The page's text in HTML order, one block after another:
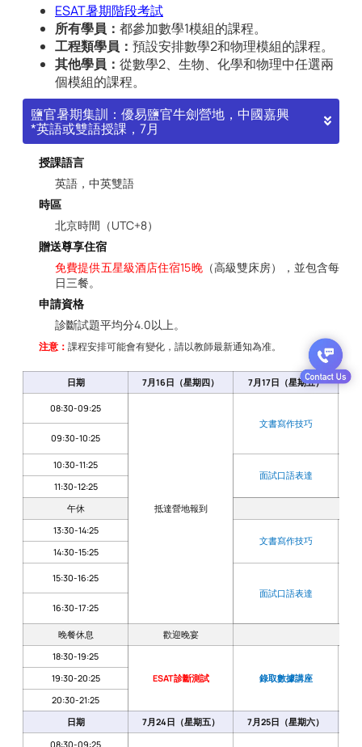
ESAT暑期階段考試
所有學員： 都參加數學1模組的課程。
工程類學員： 預設安排數學2和物理模組的課程。
其他學員： 從數學2、生物、化學和物理中任選兩
個模組的課程。
鹽官暑期集訓：優易鹽官牛劍營地，中國嘉興
*英語或雙語授課，7月
授課語言
英語，中英雙語
時區
北京時間（UTC+8）
贈送尊享住宿
免費提供五星級酒店住宿15晚（高級雙床房），並包含每
日三餐。
申請資格
診斷試題平均分4.0以上。
注意： 課程安排可能會有變化，請以教師最新通知為准。
日期 7月16日（星期四） 7月17日（星期五）
08:30-09:25
抵達營地報到
文書寫作技巧
09:30-10:25
10:30-11:25
面試口語表達
11:30-12:25
午休
13:30-14:25
文書寫作技巧
14:30-15:25
15:30-16:25
面試口語表達
16:30-17:25
晚餐休息
歡迎晚宴
18:30-19:25
ESAT診斷測試
錄取數據講座
19:30-20:25
20:30-21:25
日期
7月24日（星期五） 7月25日（星期六）
08:30-09:25